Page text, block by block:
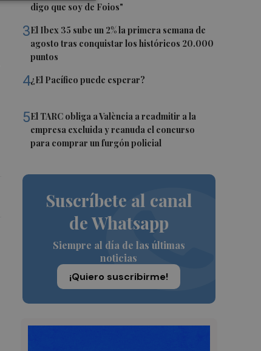
digo que soy de Foios"
3El Ibex 35 sube un 2% la primera semana de
agosto tras conquistar los históricos 20.000
puntos
4¿El Pacífico puede esperar?
5El TARC obliga a València a readmitir a la
empresa excluida y reanuda el concurso
para comprar un furgón policial
Suscríbete al canal
de Whatsapp
Siempre al día de las últimas
noticias
¡Quiero suscribirme!